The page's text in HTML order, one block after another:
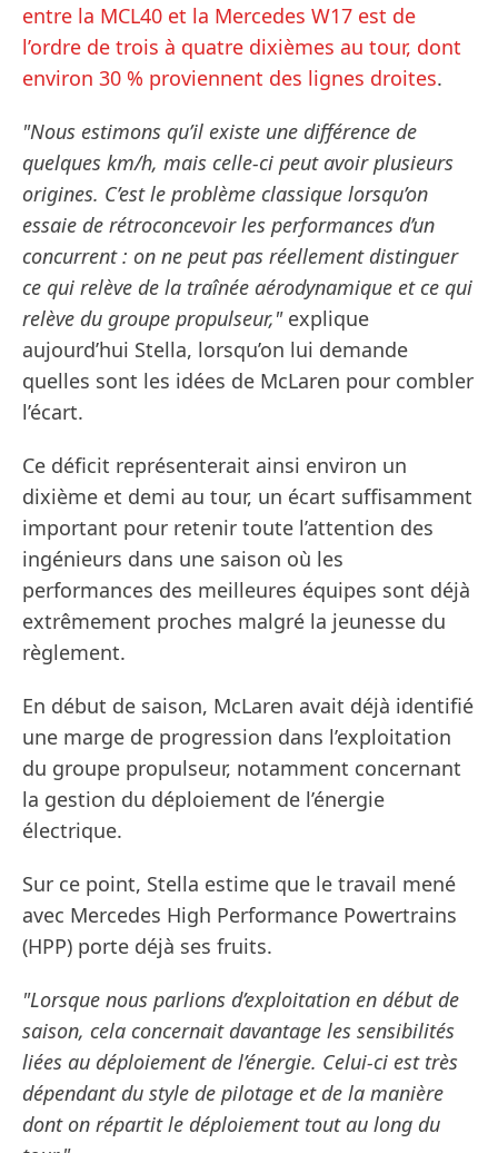
entre la MCL40 et la Mercedes W17 est de
l’ordre de trois à quatre dixièmes au tour, dont
environ 30 % proviennent des lignes droites.
"Nous estimons qu’il existe une différence de
quelques km/h, mais celle-ci peut avoir plusieurs
origines. C’est le problème classique lorsqu’on
essaie de rétroconcevoir les performances d’un
concurrent : on ne peut pas réellement distinguer
ce qui relève de la traînée aérodynamique et ce qui
relève du groupe propulseur,"explique
aujourd’hui Stella, lorsqu’on lui demande
quelles sont les idées de McLaren pour combler
l’écart.
Ce déficit représenterait ainsi environ un
dixième et demi au tour, un écart suffisamment
important pour retenir toute l’attention des
ingénieurs dans une saison où les
performances des meilleures équipes sont déjà
extrêmement proches malgré la jeunesse du
règlement.
En début de saison, McLaren avait déjà identifié
une marge de progression dans l’exploitation
du groupe propulseur, notamment concernant
la gestion du déploiement de l’énergie
électrique.
Sur ce point, Stella estime que le travail mené
avec Mercedes High Performance Powertrains
(HPP) porte déjà ses fruits.
"Lorsque nous parlions d’exploitation en début de
saison, cela concernait davantage les sensibilités
liées au déploiement de l’énergie. Celui-ci est très
dépendant du style de pilotage et de la manière
dont on répartit le déploiement tout au long du